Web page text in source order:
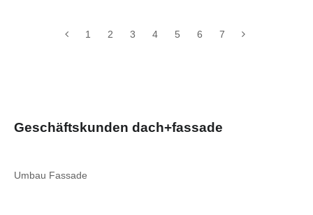
1 2 3 4 5 6 7
Geschäftskunden dach+fassade
Umbau Fassade